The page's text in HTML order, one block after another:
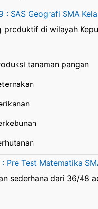
: SAS Geografi SMA
produktif di wilayah
tanaman pangan
Pre Test Matematika
sederhana dari 36/48